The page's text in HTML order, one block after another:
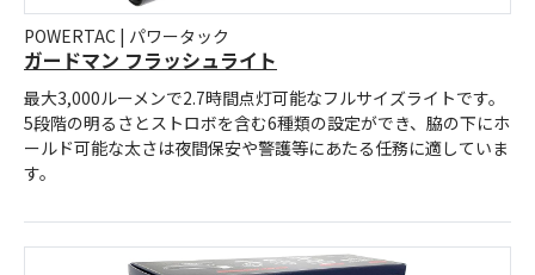
POWERTAC | パワータック
ガードマン フラッシュライト
最大3,000ルーメンで2.7時間点灯可能なフルサイズライトです。
5段階の明るさとストロボを含む6種類の設定ができ、脇の下にホ
ールド可能な太さは夜間保安や警護等にあたる任務に適していま
す。